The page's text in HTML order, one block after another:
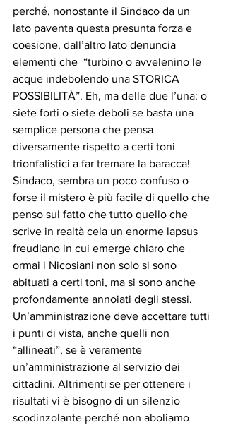
perché, nonostante il Sindaco da un
lato paventa questa presunta forza e
coesione, dall’altro lato denuncia
elementi che  “turbino o avvelenino le
acque indebolendo una STORICA
POSSIBILITÀ”. Eh, ma delle due l’una: o
siete forti o siete deboli se basta una
semplice persona che pensa
diversamente rispetto a certi toni
trionfalistici a far tremare la baracca!
Sindaco, sembra un poco confuso o
forse il mistero è più facile di quello che
penso sul fatto che tutto quello che
scrive in realtà cela un enorme lapsus
freudiano in cui emerge chiaro che
ormai i Nicosiani non solo si sono
abituati a certi toni, ma si sono anche
profondamente annoiati degli stessi.
Un’amministrazione deve accettare tutti
i punti di vista, anche quelli non
“allineati”, se è veramente
un’amministrazione al servizio dei
cittadini. Altrimenti se per ottenere i
risultati vi è bisogno di un silenzio
scodinzolante perché non aboliamo